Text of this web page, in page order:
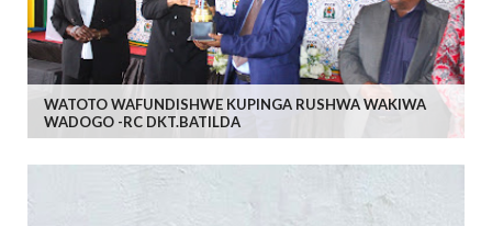
WATOTO WAFUNDISHWE KUPINGA RUSHWA WAKIWA
WADOGO -RC DKT.BATILDA